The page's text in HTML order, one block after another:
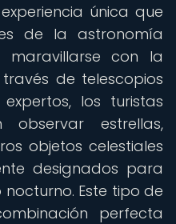
única que
de la astronomía
con la
de telescopios
los turistas
observar estrellas,
objetos celestiales
designados para
Este tipo de
perfecta